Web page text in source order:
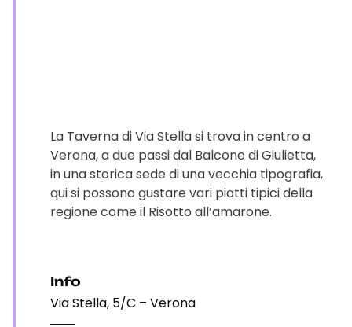
La Taverna di Via Stella si trova in centro a
Verona, a due passi dal Balcone di Giulietta,
in una storica sede di una vecchia tipografia,
qui si possono gustare vari piatti tipici della
regione come il Risotto all’amarone.
Info
Via Stella, 5/C – Verona